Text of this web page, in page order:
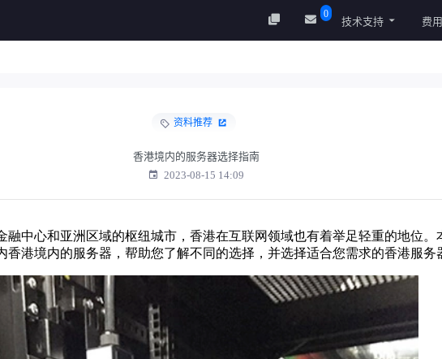
0
技术支持 费用
资料推荐
香港境内的服务器选择指南
2023-08-15 14:09